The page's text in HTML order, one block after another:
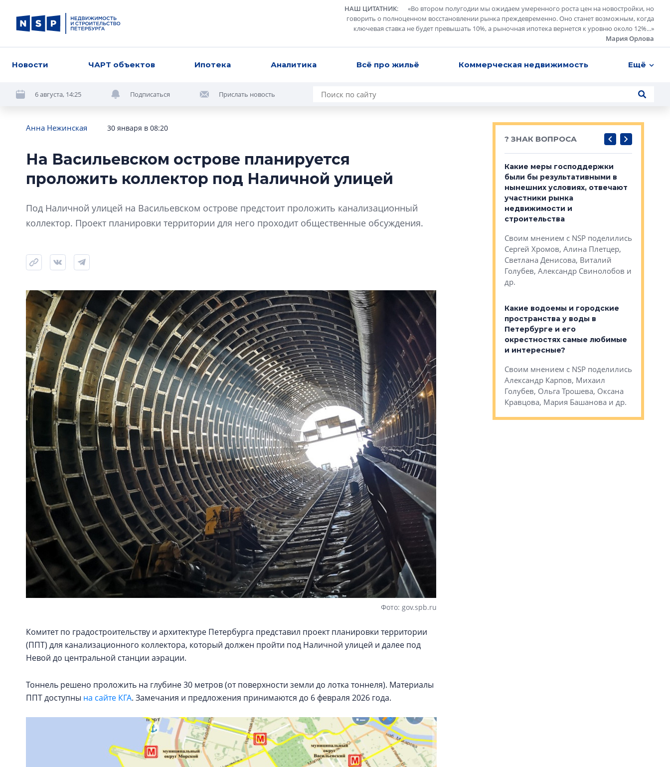
НАШ ЦИТАТНИК: «Во втором полугодии мы ожидаем умеренного роста цен на новостройки, но
говорить о полноценном восстановлении рынка преждевременно. Оно станет возможным, когда
ключевая ставка не будет превышать 10%, а рыночная ипотека вернется к уровню около 12%...»
Мария Орлова
Новости ЧАРТ объектов Ипотека Аналитика Всё про жильё Коммерческая недвижимость Ещё
6 августа, 14:25 Подписаться Прислать новость
Анна Нежинская 30 января в 08:20
На Васильевском острове планируется
проложить коллектор под Наличной улицей
Под Наличной улицей на Васильевском острове предстоит проложить канализационный
коллектор. Проект планировки территории для него проходит общественные обсуждения.
Фото: gov.spb.ru
Комитет по градостроительству и архитектуре Петербурга представил проект планировки территории
(ППТ) для канализационного коллектора, который должен пройти под Наличной улицей и далее под
Невой до центральной станции аэрации.
Тоннель решено проложить на глубине 30 метров (от поверхности земли до лотка тоннеля). Материалы
ППТ доступны на сайте КГА. Замечания и предложения принимаются до 6 февраля 2026 года.
? ЗНАК ВОПРОСА
вторичкой: что это значит для
Разрыв цен между первичкой и
вторичкой: что это значит для
рынка? Своим мнением об этом
Какие наиболее востребованы
специальности и компетенции
в сфере девелопмента и
строительства?
Своим мнением с NSP поделились
Валентина Калинина, Анжелика
Альшаева, Александр
Свинолобов, Александр Кравцов,
Кирилл Кудинов и др.
Какие меры господдержки
были бы результативными в
нынешних условиях, отвечают
участники рынка
недвижимости и
строительства
Своим мнением с NSP поделились
Сергей Хромов, Алина Плетцер,
Светлана Денисова, Виталий
Голубев, Александр Свинолобов и
др.
Какие водоемы и городские
пространства у воды в
Петербурге и его
окрестностях самые любимые
и интересные?
Своим мнением с NSP поделились
Александр Карпов, Михаил
Голубев, Ольга Трошева, Оксана
Кравцова, Мария Башанова и др.